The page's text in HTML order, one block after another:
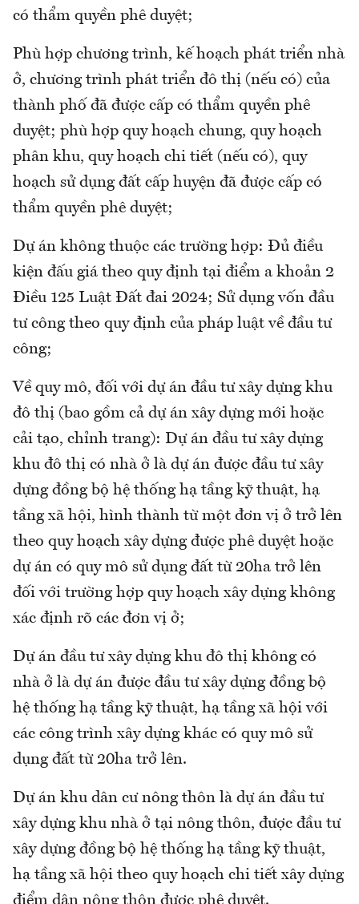
có thẩm quyền phê duyệt;
Phù hợp chương trình, kế hoạch phát triển nhà
ở, chương trình phát triển đô thị (nếu có) của
thành phố đã được cấp có thẩm quyền phê
duyệt; phù hợp quy hoạch chung, quy hoạch
phân khu, quy hoạch chi tiết (nếu có), quy
hoạch sử dụng đất cấp huyện đã được cấp có
thẩm quyền phê duyệt;
Dự án không thuộc các trường hợp: Đủ điều
kiện đấu giá theo quy định tại điểm a khoản 2
Điều 125 Luật Đất đai 2024; Sử dụng vốn đầu
tư công theo quy định của pháp luật về đầu tư
công;
Về quy mô, đối với dự án đầu tư xây dựng khu
đô thị (bao gồm cả dự án xây dựng mới hoặc
cải tạo, chỉnh trang): Dự án đầu tư xây dựng
khu đô thị có nhà ở là dự án được đầu tư xây
dựng đồng bộ hệ thống hạ tầng kỹ thuật, hạ
tầng xã hội, hình thành từ một đơn vị ở trở lên
theo quy hoạch xây dựng được phê duyệt hoặc
dự án có quy mô sử dụng đất từ 20ha trở lên
đối với trường hợp quy hoạch xây dựng không
xác định rõ các đơn vị ở;
Dự án đầu tư xây dựng khu đô thị không có
nhà ở là dự án được đầu tư xây dựng đồng bộ
hệ thống hạ tầng kỹ thuật, hạ tầng xã hội với
các công trình xây dựng khác có quy mô sử
dụng đất từ 20ha trở lên.
Dự án khu dân cư nông thôn là dự án đầu tư
xây dựng khu nhà ở tại nông thôn, được đầu tư
xây dựng đồng bộ hệ thống hạ tầng kỹ thuật,
hạ tầng xã hội theo quy hoạch chi tiết xây dựng